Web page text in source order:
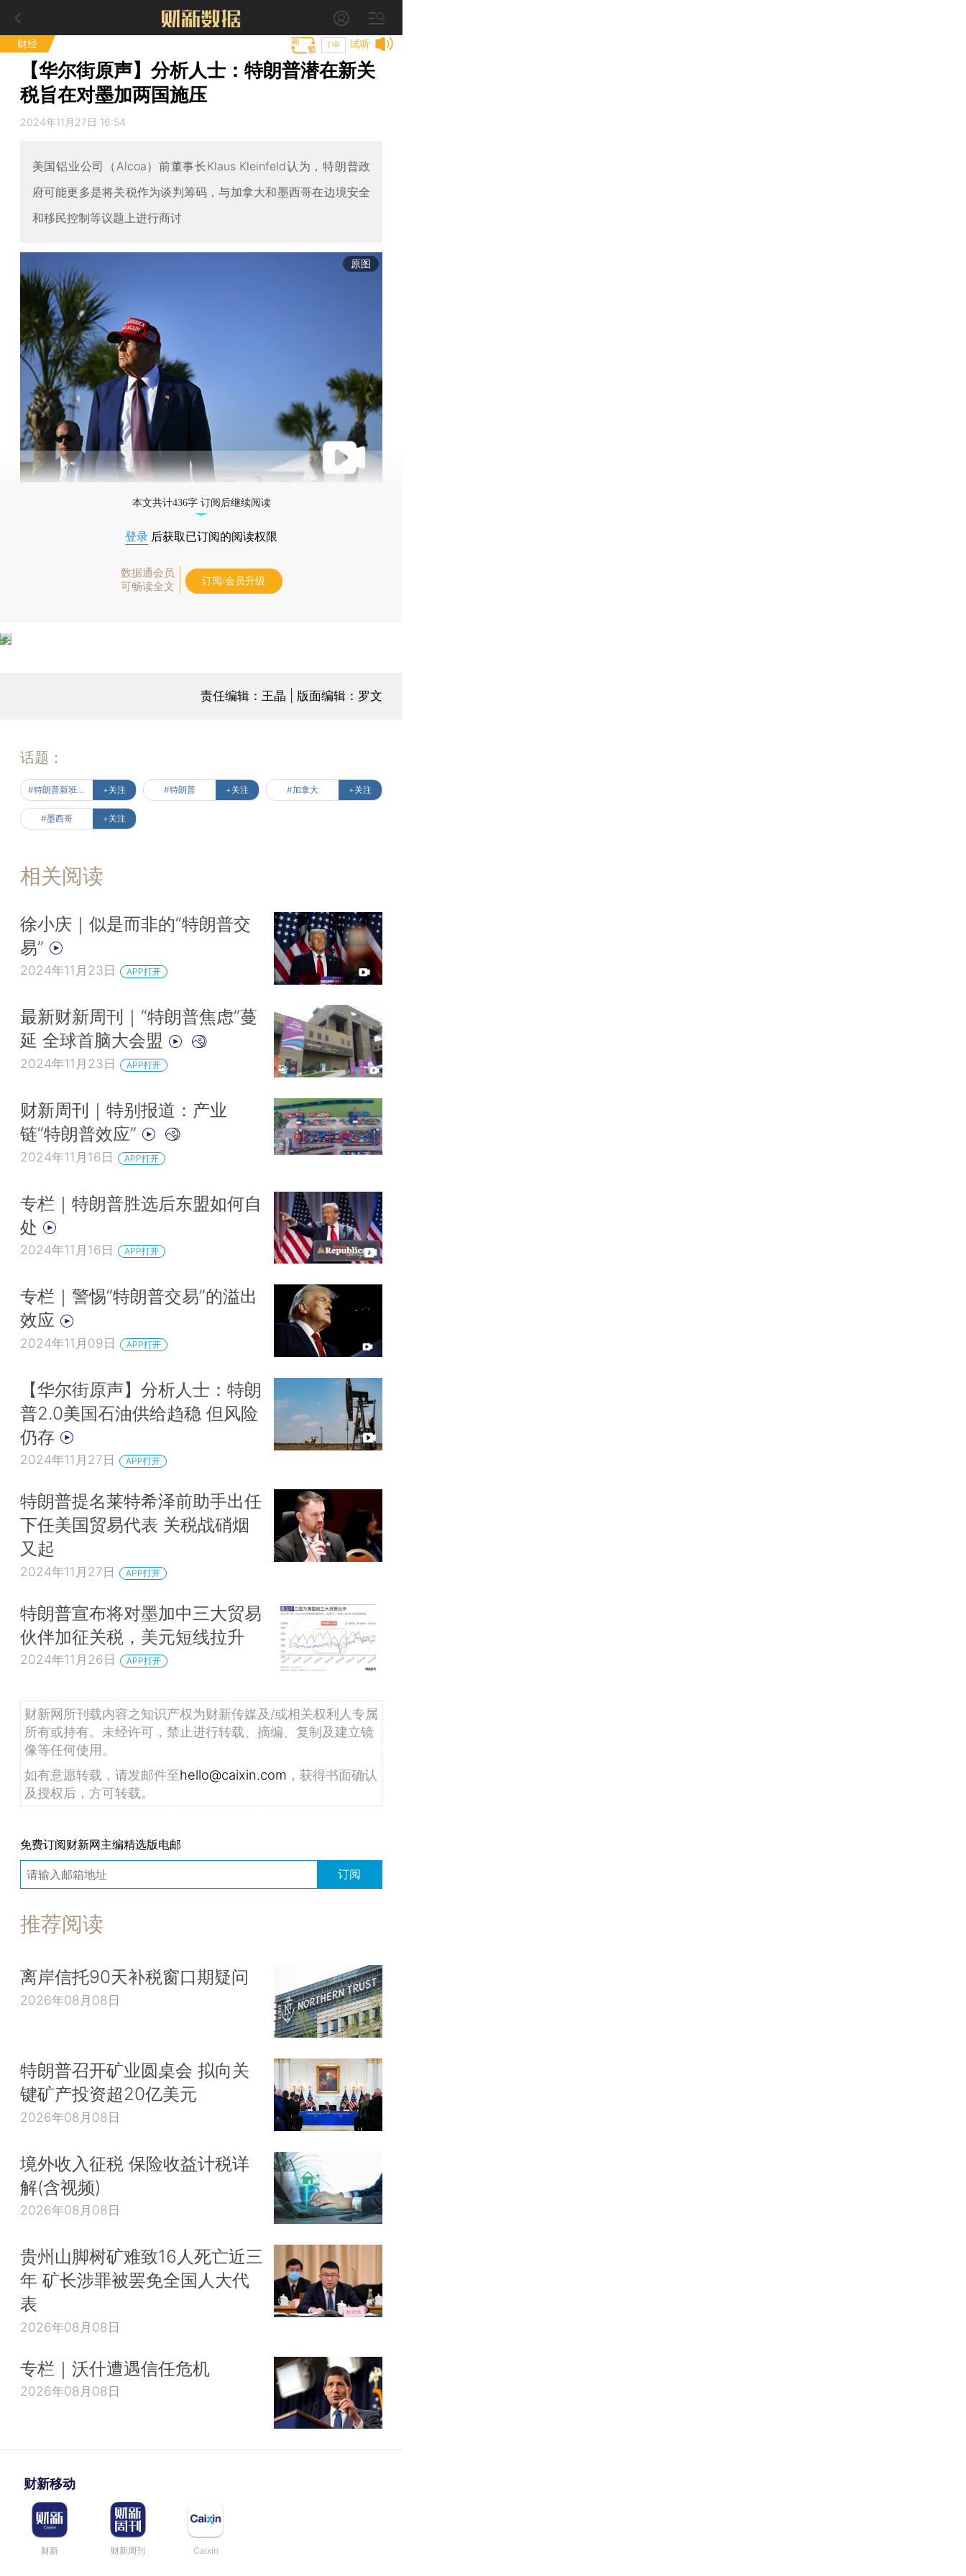
财经 试听
T中
【华尔街原声】分析人士：特朗普潜在新关
税旨在对墨加两国施压
2024年11月27日 16:54
美国铝业公司（Alcoa）前董事长Klaus Kleinfeld认为，特朗普政
府可能更多是将关税作为谈判筹码，与加拿大和墨西哥在边境安全
和移民控制等议题上进行商讨
原图
本文共计436字 订阅后继续阅读
登录 后获取已订阅的阅读权限
数据通会员
可畅读全文
订阅/会员升级
责任编辑：王晶 | 版面编辑：罗文
话题：
#特朗普新班底出炉 +关注 #特朗普 +关注 #加拿大 +关注
#墨西哥 +关注
相关阅读
徐小庆｜似是而非的“特朗普交
易”
2024年11月23日 APP打开
最新财新周刊｜“特朗普焦虑”蔓
延 全球首脑大会盟
2024年11月23日 APP打开
财新周刊｜特别报道：产业
链“特朗普效应”
2024年11月16日 APP打开
专栏｜特朗普胜选后东盟如何自
处
2024年11月16日 APP打开
专栏｜警惕“特朗普交易”的溢出
效应
2024年11月09日 APP打开
【华尔街原声】分析人士：特朗
普2.0美国石油供给趋稳 但风险
仍存
2024年11月27日 APP打开
特朗普提名莱特希泽前助手出任
下任美国贸易代表 关税战硝烟
又起
2024年11月27日 APP打开
特朗普宣布将对墨加中三大贸易
伙伴加征关税，美元短线拉升
2024年11月26日 APP打开
财新网所刊载内容之知识产权为财新传媒及/或相关权利人专属
所有或持有。未经许可，禁止进行转载、摘编、复制及建立镜
像等任何使用。
如有意愿转载，请发邮件至hello@caixin.com ，获得书面确认
及授权后，方可转载。
免费订阅财新网主编精选版电邮
订阅
推荐阅读
离岸信托90天补税窗口期疑问
2026年08月08日
特朗普召开矿业圆桌会 拟向关
键矿产投资超20亿美元
2026年08月08日
境外收入征税 保险收益计税详
解(含视频)
2026年08月08日
贵州山脚树矿难致16人死亡近三
年 矿长涉罪被罢免全国人大代
表
2026年08月08日
专栏｜沃什遭遇信任危机
2026年08月08日
财新移动
财新 财新周刊 Caixin